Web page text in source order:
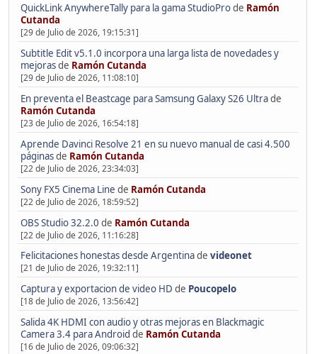
QuickLink AnywhereTally para la gama StudioProde Ramón
Cutanda
[29 de Julio de 2026, 19:15:31]
Subtitle Edit v5.1.0 incorpora una larga lista de novedades y
mejorasde Ramón Cutanda
[29 de Julio de 2026, 11:08:10]
En preventa el Beastcage para Samsung Galaxy S26 Ultrade
Ramón Cutanda
[23 de Julio de 2026, 16:54:18]
Aprende Davinci Resolve 21 en su nuevo manual de casi 4.500
páginasde Ramón Cutanda
[22 de Julio de 2026, 23:34:03]
Sony FX5 Cinema Line de Ramón Cutanda
[22 de Julio de 2026, 18:59:52]
OBS Studio 32.2.0 de Ramón Cutanda
[22 de Julio de 2026, 11:16:28]
Felicitaciones honestas desde Argentinade videonet
[21 de Julio de 2026, 19:32:11]
Captura y exportacion de video HD de Poucopelo
[18 de Julio de 2026, 13:56:42]
Salida 4K HDMI con audio y otras mejoras en Blackmagic
Camera 3.4 para Android de Ramón Cutanda
[16 de Julio de 2026, 09:06:32]